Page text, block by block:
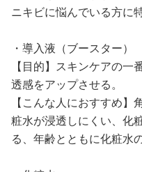
ニキビに悩んでいる方に
・導入液（ブースター）
【目的】スキンケアの一
透感をアップさせる。
【こんな人におすすめ】
粧水が浸透しにくい、化
る、年齢とともに化粧水